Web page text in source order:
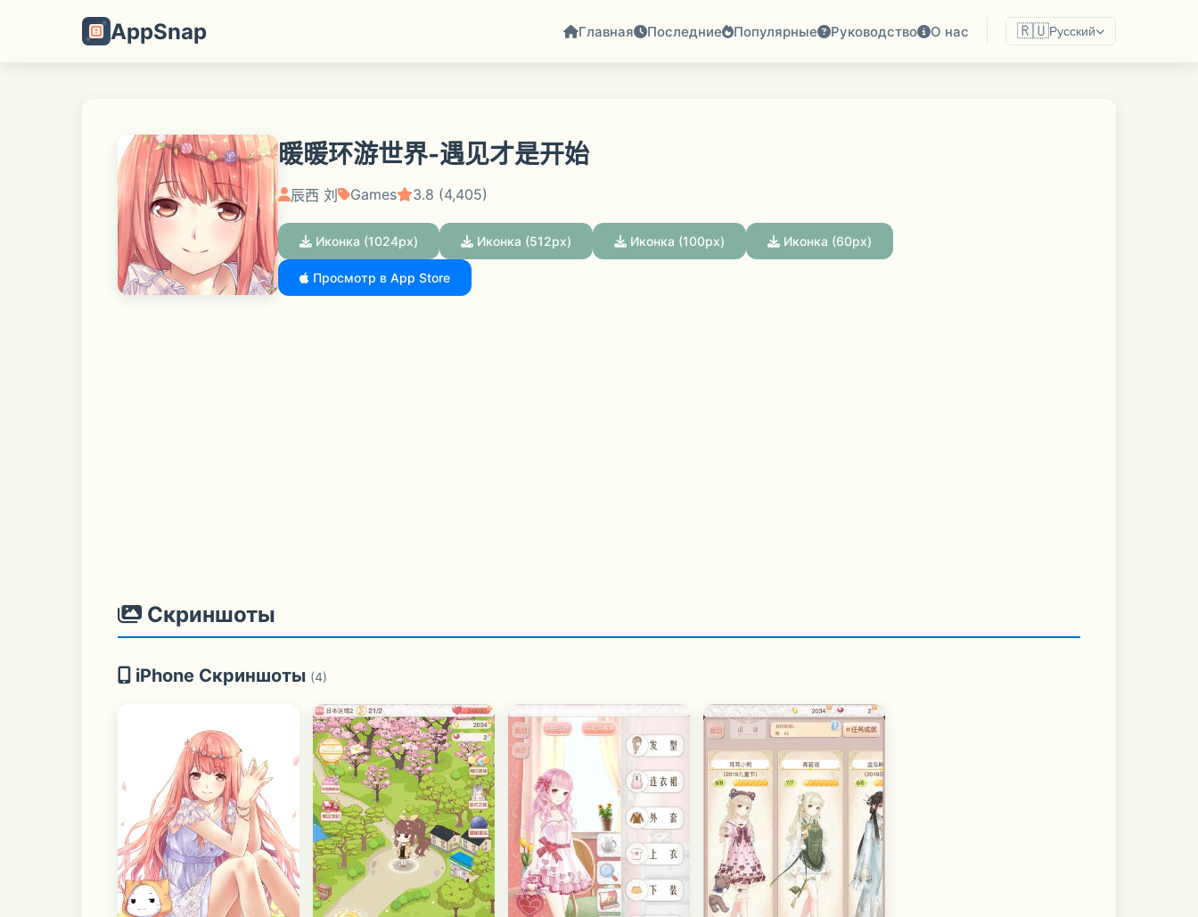
AppSnap Главная Последние Популярные Руководство О нас 🇷🇺Русский
暖暖环游世界-遇见才是开始
辰西 刘 Games 3.8 (4,405)
Иконка (1024px) Иконка (512px) Иконка (100px) Иконка (60px)
Просмотр в App Store
Скриншоты
iPhone Скриншоты (4)